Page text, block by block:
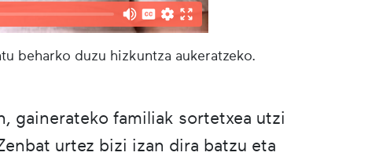
beharko duzu hizkuntza aukeratzeko.
gainerateko familiak sortetxea utzi
urtez bizi izan dira batzu eta